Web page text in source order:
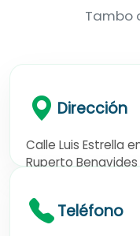
Tambo
Dirección
Calle Luis Estrella
Ruperto Benavides
Teléfono